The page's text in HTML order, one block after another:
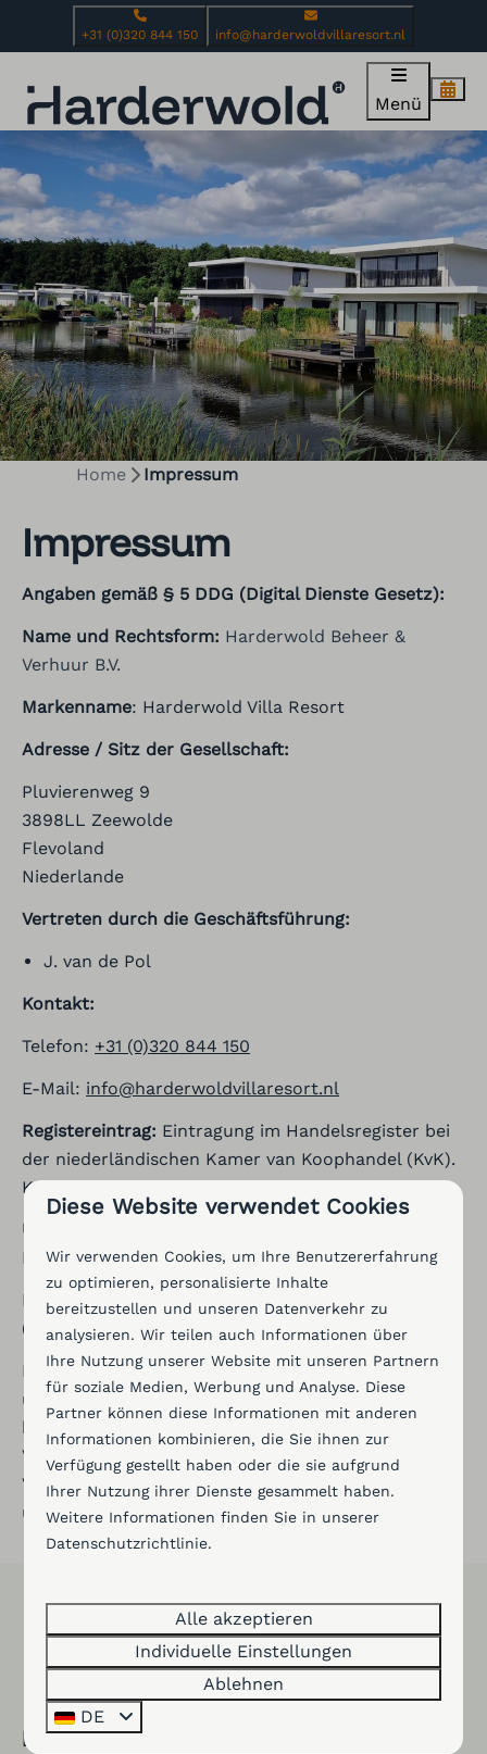
+31 (0)320 844 150 info@harderwoldvillaresort.nl
Menü
Home Impressum
Impressum
Angaben gemäß § 5 DDG (Digital Dienste Gesetz):
Name und Rechtsform: Harderwold Beheer &
Verhuur B.V.
Markenname: Harderwold Villa Resort
Adresse / Sitz der Gesellschaft:
Pluvierenweg 9
3898LL Zeewolde
Flevoland
Niederlande
Vertreten durch die Geschäftsführung:
J. van de Pol
Kontakt:
Telefon: +31 (0)320 844 150
E-Mail: info@harderwoldvillaresort.nl
Registereintrag: Eintragung im Handelsregister bei
der niederländischen Kamer van Koophandel (KvK).
KvK-Nummer: 08130264
Umsatzsteuer-Identifikationsnummer (USt-IdNr.):
NL813901352B01
Hinweis gemäß Verbraucherstreitbeilegungsgesetz
(VSBG)
Bei Fragen zur Streitschlichtung erreichen Sie uns
unter info@harderwoldvillaresort.nl. Wir möchten
hierbei darauf hinweisen, dass wir an einem
Verfahren zur Streitbeilegung vor einer
Verbraucherschlichtungsstelle nicht teilnehmen
und hierzu auch nicht verpflichtet sind.
Bezahlen Sie sicher
Kontakt
Diese Website verwendet Cookies
Wir verwenden Cookies, um Ihre Benutzererfahrung
zu optimieren, personalisierte Inhalte
bereitzustellen und unseren Datenverkehr zu
analysieren. Wir teilen auch Informationen über
Ihre Nutzung unserer Website mit unseren Partnern
für soziale Medien, Werbung und Analyse. Diese
Partner können diese Informationen mit anderen
Informationen kombinieren, die Sie ihnen zur
Verfügung gestellt haben oder die sie aufgrund
Ihrer Nutzung ihrer Dienste gesammelt haben.
Weitere Informationen finden Sie in unserer
Datenschutzrichtlinie.
Alle akzeptieren
Individuelle Einstellungen
Ablehnen
DE